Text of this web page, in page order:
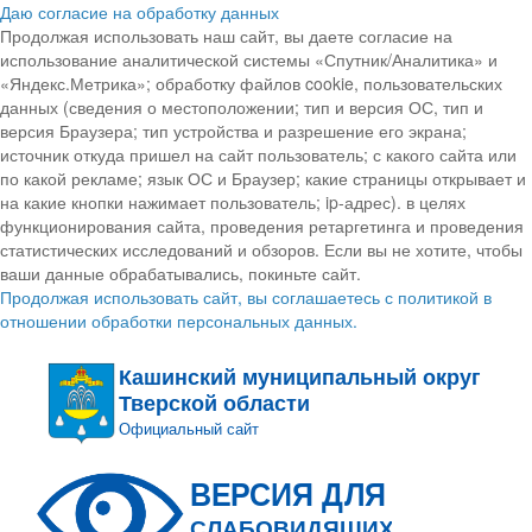
Даю согласие на обработку данных
Продолжая использовать наш сайт, вы даете согласие на
использование аналитической системы «Спутник/Аналитика» и
«Яндекс.Метрика»; обработку файлов cookie, пользовательских
данных (сведения о местоположении; тип и версия ОС, тип и
версия Браузера; тип устройства и разрешение его экрана;
источник откуда пришел на сайт пользователь; с какого сайта или
по какой рекламе; язык ОС и Браузер; какие страницы открывает и
на какие кнопки нажимает пользователь; ip-адрес). в целях
функционирования сайта, проведения ретаргетинга и проведения
статистических исследований и обзоров. Если вы не хотите, чтобы
ваши данные обрабатывались, покиньте сайт.
Продолжая использовать сайт, вы соглашаетесь с политикой в
отношении обработки персональных данных.